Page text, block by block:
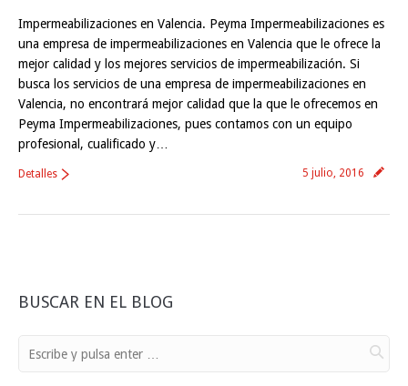
Impermeabilizaciones en Valencia. Peyma Impermeabilizaciones es
una empresa de impermeabilizaciones en Valencia que le ofrece la
mejor calidad y los mejores servicios de impermeabilización. Si
busca los servicios de una empresa de impermeabilizaciones en
Valencia, no encontrará mejor calidad que la que le ofrecemos en
Peyma Impermeabilizaciones, pues contamos con un equipo
profesional, cualificado y…
5 julio, 2016
Detalles
BUSCAR EN EL BLOG